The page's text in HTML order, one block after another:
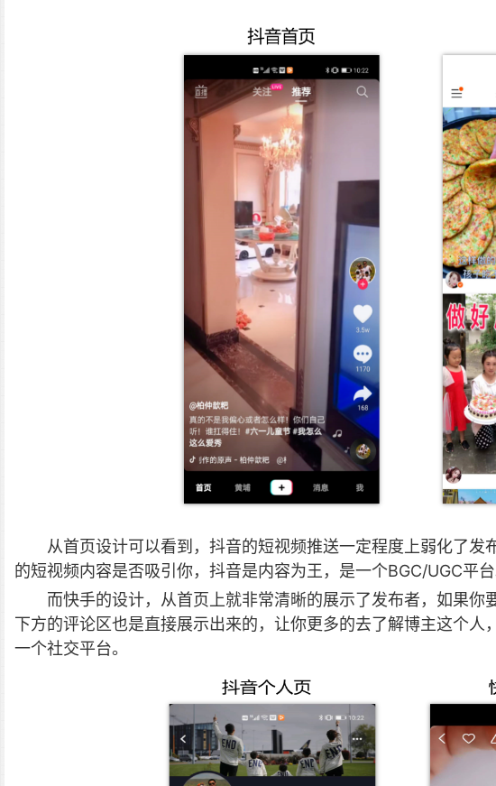
从首页设计可以看到，抖音的短视频推送一定程度上弱化了发
的短视频内容是否吸引你，抖音是内容为王，是一个BGC/UGC平台
而快手的设计，从首页上就非常清晰的展示了发布者，如果你
下方的评论区也是直接展示出来的，让你更多的去了解博主这个人
一个社交平台。